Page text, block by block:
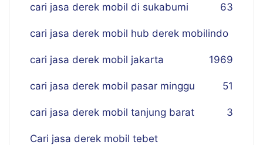
cari jasa derek mobil di sukabumi 63
cari jasa derek mobil hub derek mobilindo
69
cari jasa derek mobil jakarta 19
cari jasa derek mobil pasar minggu 51
cari jasa derek mobil tanjung barat 3
Cari jasa derek mobil tebet